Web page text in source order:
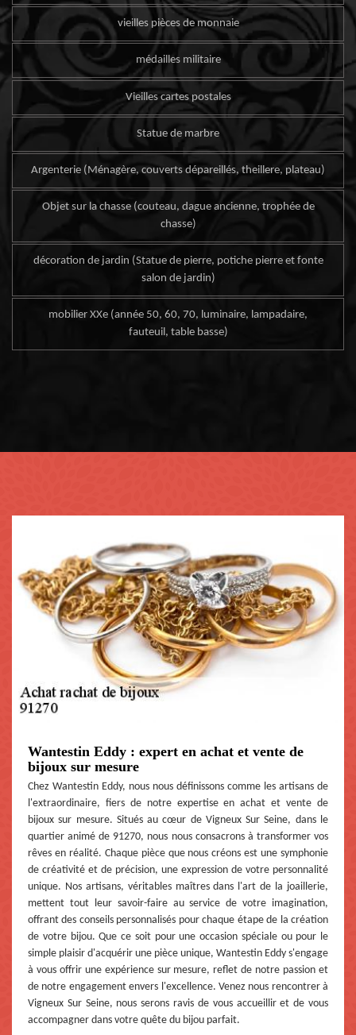
vieilles pièces de monnaie
médailles militaire
Vieilles cartes postales
Statue de marbre
Argenterie (Ménagère, couverts dépareillés, theillere, plateau)
Objet sur la chasse (couteau, dague ancienne, trophée de
chasse)
décoration de jardin (Statue de pierre, potiche pierre et fonte
salon de jardin)
mobilier XXe (année 50, 60, 70, luminaire, lampadaire,
fauteuil, table basse)
Wantestin Eddy : expert en achat et vente de
bijoux sur mesure
Chez Wantestin Eddy, nous nous définissons comme les artisans de
l'extraordinaire, fiers de notre expertise en achat et vente de
bijoux sur mesure. Situés au cœur de Vigneux Sur Seine, dans le
quartier animé de 91270, nous nous consacrons à transformer vos
rêves en réalité. Chaque pièce que nous créons est une symphonie
de créativité et de précision, une expression de votre personnalité
unique. Nos artisans, véritables maîtres dans l'art de la joaillerie,
mettent tout leur savoir-faire au service de votre imagination,
offrant des conseils personnalisés pour chaque étape de la création
de votre bijou. Que ce soit pour une occasion spéciale ou pour le
simple plaisir d'acquérir une pièce unique, Wantestin Eddy s'engage
à vous offrir une expérience sur mesure, reflet de notre passion et
de notre engagement envers l'excellence. Venez nous rencontrer à
Vigneux Sur Seine, nous serons ravis de vous accueillir et de vous
accompagner dans votre quête du bijou parfait.